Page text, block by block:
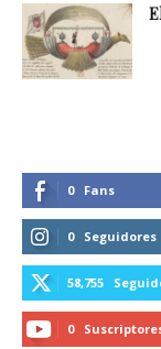
0 Fans
0 Seguidores
58,755
0